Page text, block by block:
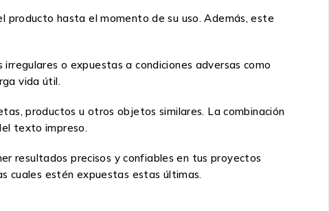
hasta el momento de su uso. Además, este
o expuestas a condiciones adversas como
vida útil.
productos u otros objetos similares. La combinación
texto impreso.
resultados precisos y confiables en tus proyectos
cuales estén expuestas estas últimas.